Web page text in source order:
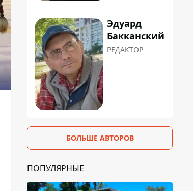
Эдуард
Бакканский
РЕДАКТОР
БОЛЬШЕ АВТОРОВ
ПОПУЛЯРНЫЕ